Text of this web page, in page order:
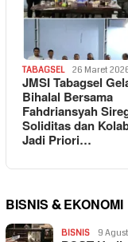
TABAGSEL 26 Maret
JMSI Tabagsel
Bihalal Bersama
Fahdriansyah
Soliditas dan
Jadi Priori…
BISNIS & EKONOMI
BISNIS 9